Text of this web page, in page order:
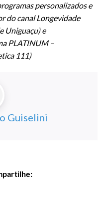
personalizados e
do canal Longevidade
Uniguaçu) e
PLATINUM –
111)
Guiselini